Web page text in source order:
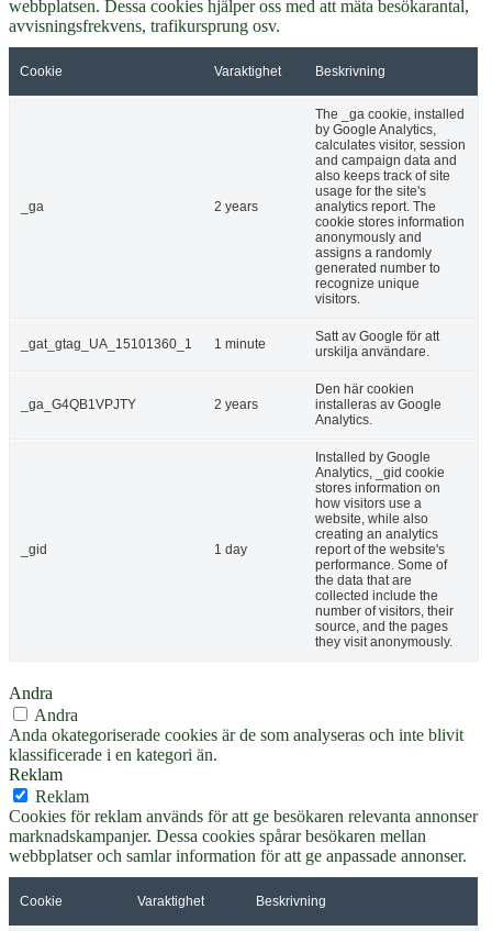
webbplatsen. Dessa cookies hjälper oss med att mäta besökarantal,
avvisningsfrekvens, trafikursprung osv.
Cookie Varaktighet Beskrivning
_ga 2 years
The _ga cookie, installed
by Google Analytics,
calculates visitor, session
and campaign data and
also keeps track of site
usage for the site's
analytics report. The
cookie stores information
anonymously and
assigns a randomly
generated number to
recognize unique
visitors.
_gat_gtag_UA_15101360_1 1 minute
Satt av Google för att
urskilja användare.
_ga_G4QB1VPJTY 2 years
Den här cookien
installeras av Google
Analytics.
_gid 1 day
Installed by Google
Analytics, _gid cookie
stores information on
how visitors use a
website, while also
creating an analytics
report of the website's
performance. Some of
the data that are
collected include the
number of visitors, their
source, and the pages
they visit anonymously.
Andra
Andra
Anda okategoriserade cookies är de som analyseras och inte blivit
klassificerade i en kategori än.
Reklam
Reklam
Cookies för reklam används för att ge besökaren relevanta annonser
marknadskampanjer. Dessa cookies spårar besökaren mellan
webbplatser och samlar information för att ge anpassade annonser.
Cookie Varaktighet Beskrivning